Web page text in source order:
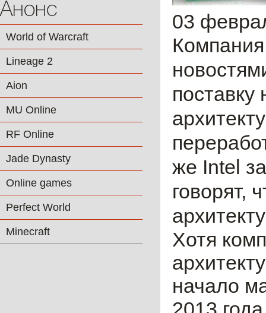
Анонс
World of Warcraft
Lineage 2
Aion
MU Online
RF Online
Jade Dynasty
Online games
Perfect World
Minecraft
03
же Intel
говорят,
Хотя
начало